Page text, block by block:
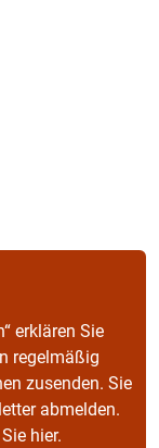
erklären Sie
regelmäßig
zusenden. Sie
abmelden.
hier.